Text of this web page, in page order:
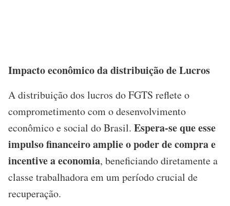
Impacto econômico da distribuição de Lucros
A distribuição dos lucros do FGTS reflete o
comprometimento com o desenvolvimento
econômico e social do Brasil. Espera-se que esse
impulso financeiro amplie o poder de compra e
incentive a economia, beneficiando diretamente a
classe trabalhadora em um período crucial de
recuperação.